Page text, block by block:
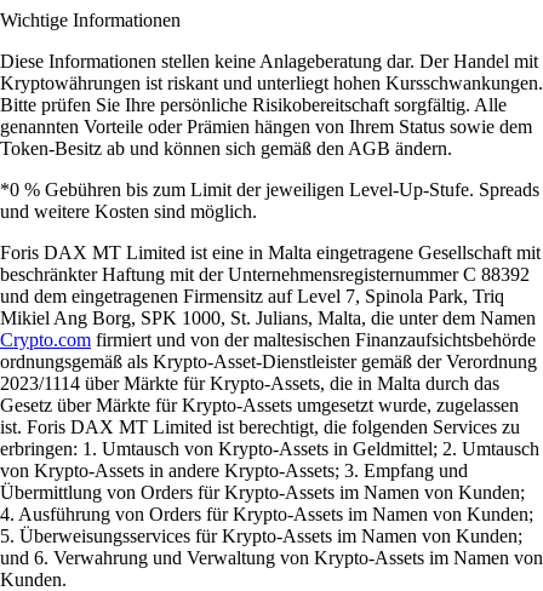
Wichtige Informationen
Diese Informationen stellen keine Anlageberatung dar. Der Handel mit
Kryptowährungen ist riskant und unterliegt hohen Kursschwankungen.
Bitte prüfen Sie Ihre persönliche Risikobereitschaft sorgfältig. Alle
genannten Vorteile oder Prämien hängen von Ihrem Status sowie dem
Token-Besitz ab und können sich gemäß den AGB ändern.
*0 % Gebühren bis zum Limit der jeweiligen Level-Up-Stufe. Spreads
und weitere Kosten sind möglich.
Foris DAX MT Limited ist eine in Malta eingetragene Gesellschaft mit
beschränkter Haftung mit der Unternehmensregisternummer C 88392
und dem eingetragenen Firmensitz auf Level 7, Spinola Park, Triq
Mikiel Ang Borg, SPK 1000, St. Julians, Malta, die unter dem Namen
Crypto.com firmiert und von der maltesischen Finanzaufsichtsbehörde
ordnungsgemäß als Krypto-Asset-Dienstleister gemäß der Verordnung
2023/1114 über Märkte für Krypto-Assets, die in Malta durch das
Gesetz über Märkte für Krypto-Assets umgesetzt wurde, zugelassen
ist. Foris DAX MT Limited ist berechtigt, die folgenden Services zu
erbringen: 1. Umtausch von Krypto-Assets in Geldmittel; 2. Umtausch
von Krypto-Assets in andere Krypto-Assets; 3. Empfang und
Übermittlung von Orders für Krypto-Assets im Namen von Kunden;
4. Ausführung von Orders für Krypto-Assets im Namen von Kunden;
5. Überweisungsservices für Krypto-Assets im Namen von Kunden;
und 6. Verwahrung und Verwaltung von Krypto-Assets im Namen von
Kunden.